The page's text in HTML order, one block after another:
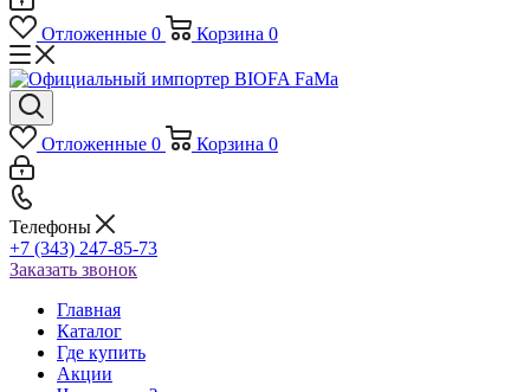
Отложенные 0 Корзина 0
Отложенные 0 Корзина 0
Телефоны
+7 (343) 247-85-73
Заказать звонок
Главная
Каталог
Где купить
Акции